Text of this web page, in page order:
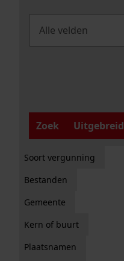
Zoek
Soort vergunning
Bestanden
Gemeente
Kern of buurt
Plaatsnamen